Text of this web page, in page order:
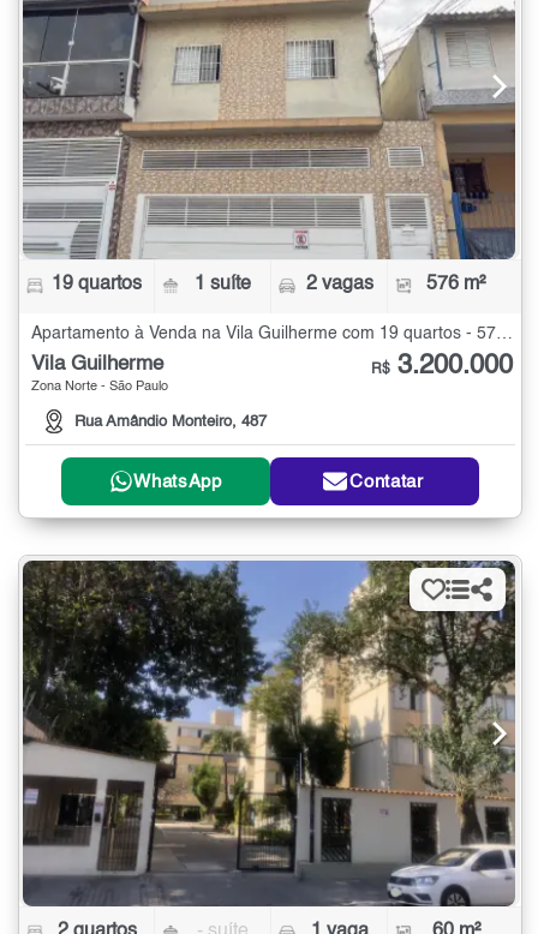
19 quartos 1 suíte 2 vagas 576 m²
Apartamento à Venda na Vila Guilherme com 19 quartos - 576 m²
Vila Guilherme
Zona Norte - São Paulo
Rua Amândio Monteiro, 487
R$ 3.200.000
WhatsApp Contatar